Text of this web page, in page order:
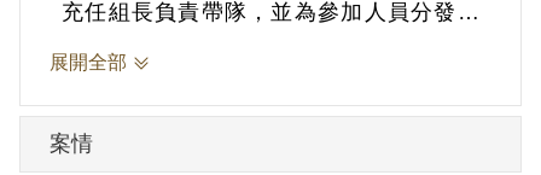
充任組長負責帶隊，並為參加人員分發徽
章臂章，跟隨隊伍遊行，於遊行中隨同呼
為暴行脅迫附和隨行」判處有期徒刑1年。
展開全部
案情